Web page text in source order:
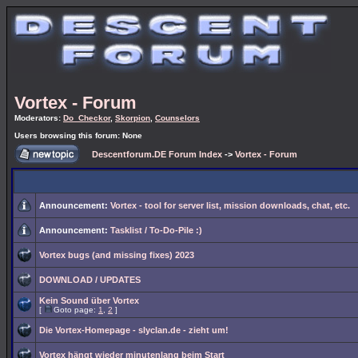
Vortex - Forum
Moderators: Do_Checkor, Skorpion Counselors
Users browsing this forum: None
Descentforum.DE Forum Index -> Vortex - Forum
Announcement: Vortex - tool for server list, mission downloads, chat, etc.
Announcement: Tasklist / To-Do-Pile :)
Vortex bugs (and missing fixes) 2023
DOWNLOAD / UPDATES
Kein Sound über Vortex
[ Goto page: 1 2 ]
Die Vortex-Homepage - slyclan.de - zieht um!
Vortex hängt wieder minutenlang beim Start